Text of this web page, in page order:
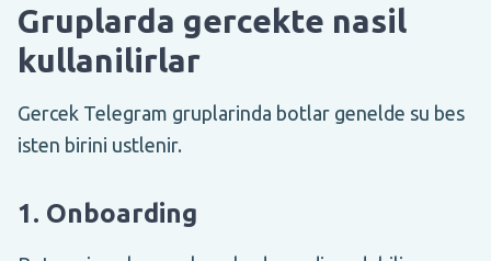
Gruplarda gercekte nasil
kullanilirlar
Gercek Telegram gruplarinda botlar genelde su bes
isten birini ustlenir.
1. Onboarding